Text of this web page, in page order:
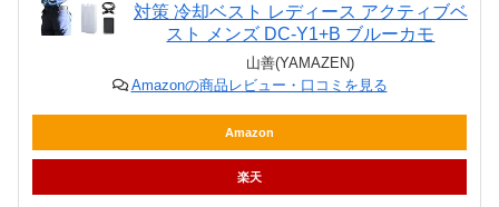
対策 冷却ベスト レディース アクティブベ
スト メンズ DC-Y1+B ブルーカモ
山善(YAMAZEN)
Amazonの商品レビュー・口コミを見る
Amazon
楽天